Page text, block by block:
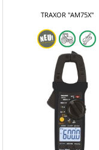
TRAXOR "AM75X"